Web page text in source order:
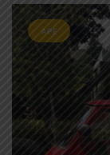
APE